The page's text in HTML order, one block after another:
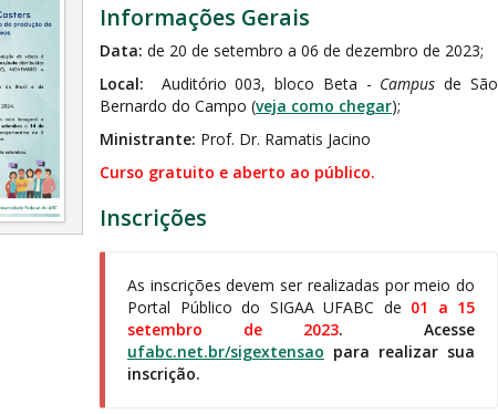
Informações Gerais
Data: de 20 de setembro a 06 de dezembro de 2023;
Local:
Auditório 003, bloco Beta - Campus de São
Bernardo do Campo (veja como chegar);
Ministrante: Prof. Dr. Ramatis Jacino
Curso gratuito e aberto ao público.
Inscrições
As inscrições devem ser realizadas por meio do
Portal Público do SIGAA UFABC de 01 a 15
setembro de 2023. Acesse
ufabc.net.br/sigextensao para realizar sua
inscrição.